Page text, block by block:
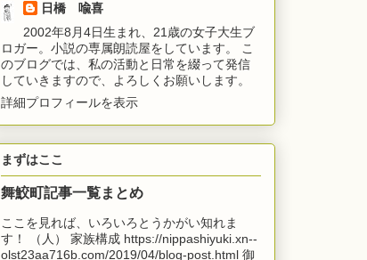
日橋 喩喜
2002年8月4日生まれ、21歳の女子大生ブ
ロガー。小説の専属朗読屋をしています。 こ
のブログでは、私の活動と日常を綴って発信
していきますので、よろしくお願いします。
詳細プロフィールを表示
まずはここ
舞鮫町記事一覧まとめ
ここを見れば、いろいろとうかがい知れま
す！ （人） 家族構成 https://nippashiyuki.xn--
olst23aa716b.com/2019/04/blog-post.html 御